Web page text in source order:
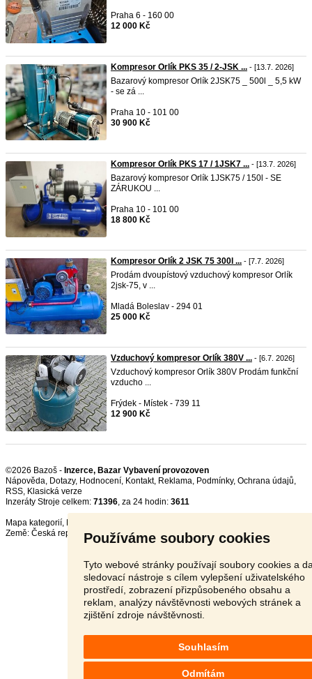
Používáme soubory cookies
Tyto webové stránky používají soubory cookies a
sledovací nástroje s cílem vylepšení uživatelského
prostředí, zobrazení přizpůsobeného obsahu a
reklam, analýzy návštěvnosti webových stránek a
zjištění zdroje návštěvnosti.
Souhlasím
Odmítám
Praha 6 - 160 00
12 000 Kč
Kompresor Orlík PKS 35 / 2-JSK ... - [13.7. 2026]
Bazarový kompresor Orlík 2JSK75 _ 500l _ 5,5 kW
- se zá ...
Praha 10 - 101 00
30 900 Kč
Kompresor Orlík PKS 17 / 1JSK7 ... - [13.7. 2026]
Bazarový kompresor Orlík 1JSK75 / 150l - SE
ZÁRUKOU ...
Praha 10 - 101 00
18 800 Kč
Kompresor Orlík 2 JSK 75 300l ... - [7.7. 2026]
Prodám dvoupístový vzduchový kompresor Orlík
2jsk-75, v ...
Mladá Boleslav - 294 01
25 000 Kč
Vzduchový kompresor Orlík 380V ... - [6.7. 2026]
Vzduchový kompresor Orlík 380V Prodám funkční
vzducho ...
Frýdek - Místek - 739 11
12 900 Kč
©2026 Bazoš - Inzerce, Bazar Vybavení provozoven
Nápověda, Dotazy, Hodnocení, Kontakt, Reklama, Podmínky, Ochrana údajů,
RSS,
Inzeráty Stroje celkem: 71396, za 24 hodin: 3611
Mapa kategorií, Nejvyhledávanější výrazy
Země: Česká republika ,Slovensko,Polsko ,Rakousko